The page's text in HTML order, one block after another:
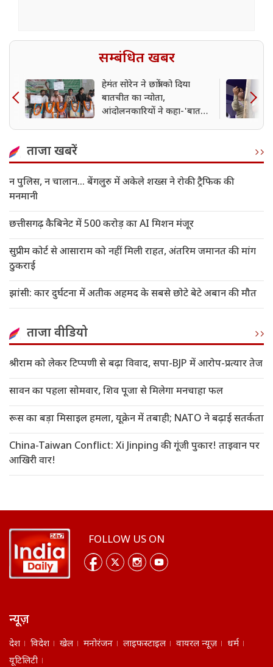
सम्बंधित खबर
हेमंत सोरेन ने छात्रों को दिया
बातचीत का न्योता,
आंदोलनकारियों ने कहा-'बात
ताजा खबरें
न पुलिस, न चालान... बेंगलुरु में अकेले शख्स ने रोकी ट्रैफिक की
मनमानी
छत्तीसगढ़ कैबिनेट में 500 करोड़ का AI मिशन मंजूर
सुप्रीम कोर्ट से आसाराम को नहीं मिली राहत, अंतरिम जमानत की मांग
ठुकराई
झांसी: कार दुर्घटना में अतीक अहमद के सबसे छोटे बेटे अबान की मौत
ताजा वीडियो
श्रीराम को लेकर टिप्पणी से बढ़ा विवाद, सपा-BJP में आरोप-प्रत्यार तेज
सावन का पहला सोमवार, शिव पूजा से मिलेगा मनचाहा फल
रूस का बड़ा मिसाइल हमला, यूक्रेन में तबाही; NATO ने बढ़ाई सतर्कता
China-Taiwan Conflict: Xi Jinping की गूंजी पुकार! ताइवान पर
आखिरी वार!
FOLLOW US ON
न्यूज़
देश विदेश खेल मनोरंजन लाइफस्टाइल वायरल न्यूज़
धर्म
यूटिलिटी